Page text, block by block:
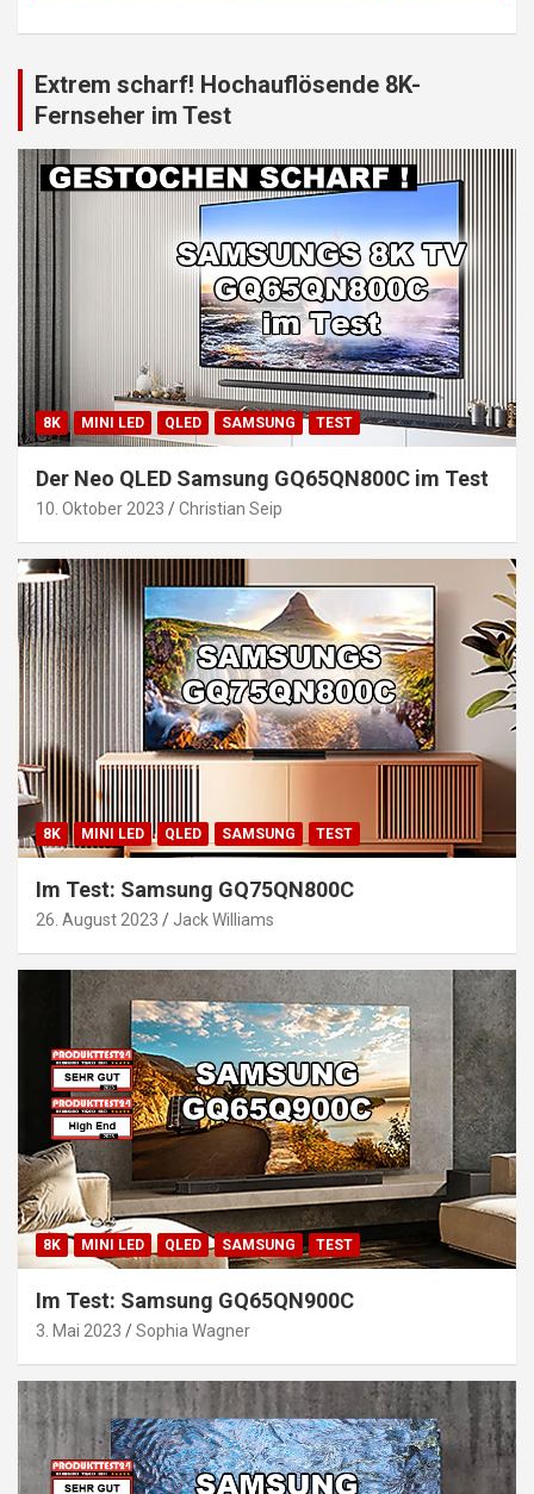
Extrem scharf! Hochauflösende 8K-
Fernseher im Test
8K MINI LED QLED SAMSUNG TEST
Der Neo QLED Samsung GQ65QN800C im Test
10. Oktober 2023 Christian Seip
8K MINI LED QLED SAMSUNG TEST
Im Test: Samsung GQ75QN800C
26. August 2023 Jack Williams
8K MINI LED QLED SAMSUNG TEST
Im Test: Samsung GQ65QN900C
3. Mai 2023 Sophia Wagner